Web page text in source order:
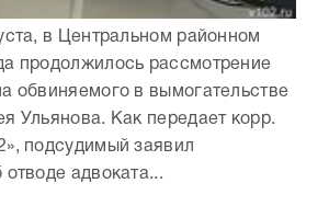
в Центральном районном
продолжилось рассмотрение
обвиняемого в вымогательстве
Ульянова. Как передает корр.
подсудимый заявил
отводе адвоката...